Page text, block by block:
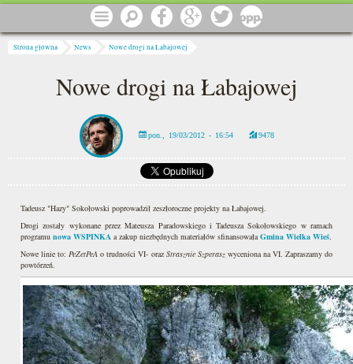
Przejdź do treści Menu Szukaj Facebook Google Twitter
Jesteś tutaj
Strona główna News Nowe drogi na Łabajowej
Nowe drogi na Łabajowej
pon., 19/03/2012 - 16:54 9478
Tadeusz "Hazy" Sokołowski poprowadził zeszłoroczne projekty na Łabajowej.
Drogi zostały wykonane przez Mateusza Paradowskiego i Tadeusza Sokołowskiego w ramach
programu nowa WSPINKA a zakup niezbędnych materiałów sfinansowała Gmina Wielka Wieś
Nowe linie to: PeZetPeAo trudności VI- oraz Strasznie Szperaszwyceniona na VI. Zapraszamy do
powtórzeń.